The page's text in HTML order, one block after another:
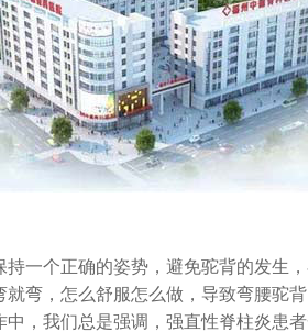
个正确的姿势，避免驼背的发生，
弯，怎么舒服怎么做，导致弯腰驼
，我们总是强调，强直性脊柱炎患